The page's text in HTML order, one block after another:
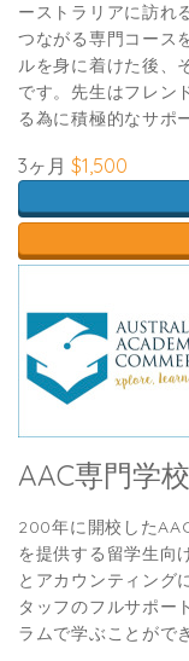
ーストラリアに訪れ
つながる専門コース
ルを身に着けた後、
です。先生はフレン
る為に積極的なサポ
3ヶ月 $1,500
AAC専門学校
200年に開校した
を提供する留学生向
とアカウンティング
タッフのフルサポー
ラムで学ぶことがで